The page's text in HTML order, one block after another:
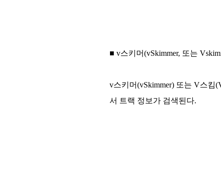
■ v스키머(vSkimmer, 또는
v스키머(vSkimmer) 또는 V스킴
서 트랙 정보가 검색된다.